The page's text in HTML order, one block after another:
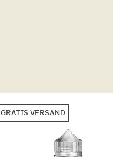
GRATIS VERSAND